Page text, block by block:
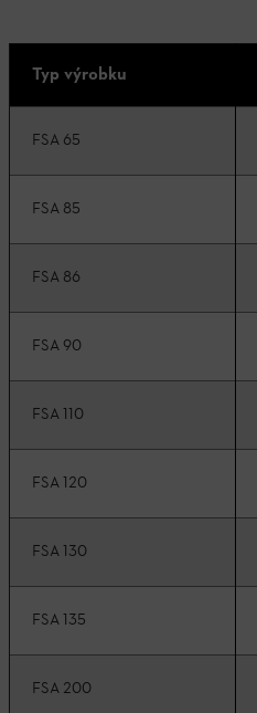
Typ výrobku
FSA 65
FSA 85
FSA 86
FSA 90
FSA 110
FSA 120
FSA 130
FSA 135
FSA 200